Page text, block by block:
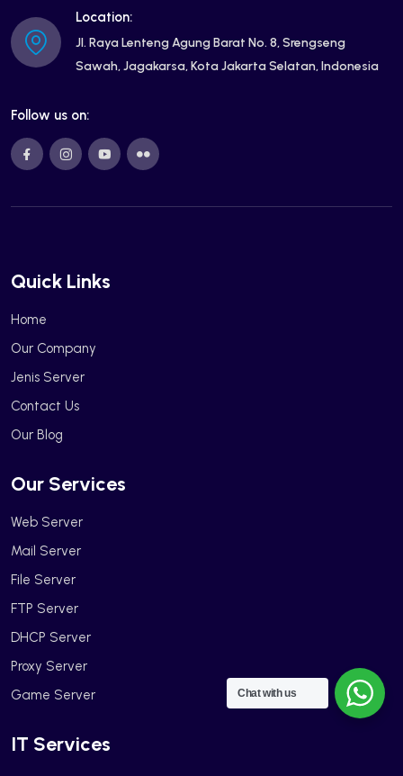
Location:
Jl. Raya Lenteng Agung Barat No. 8, Srengseng
Sawah, Jagakarsa, Kota Jakarta Selatan, Indonesia
Follow us on:
Quick Links
Home
Our Company
Jenis Server
Contact Us
Our Blog
Our Services
Web Server
Mail Server
File Server
FTP Server
DHCP Server
Proxy Server
Game Server
IT Services
Chat with us